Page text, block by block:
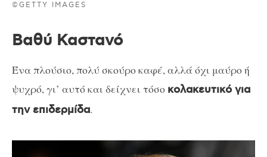
©GETTY IMAGES
Βαθύ Καστανό
Ένα πλούσιο, πολύ σκούρο καφέ, αλλά όχι μαύρο ή
ψυχρό, γι’ αυτό και δείχνει τόσο κολακευτικό για
την επιδερμίδα.